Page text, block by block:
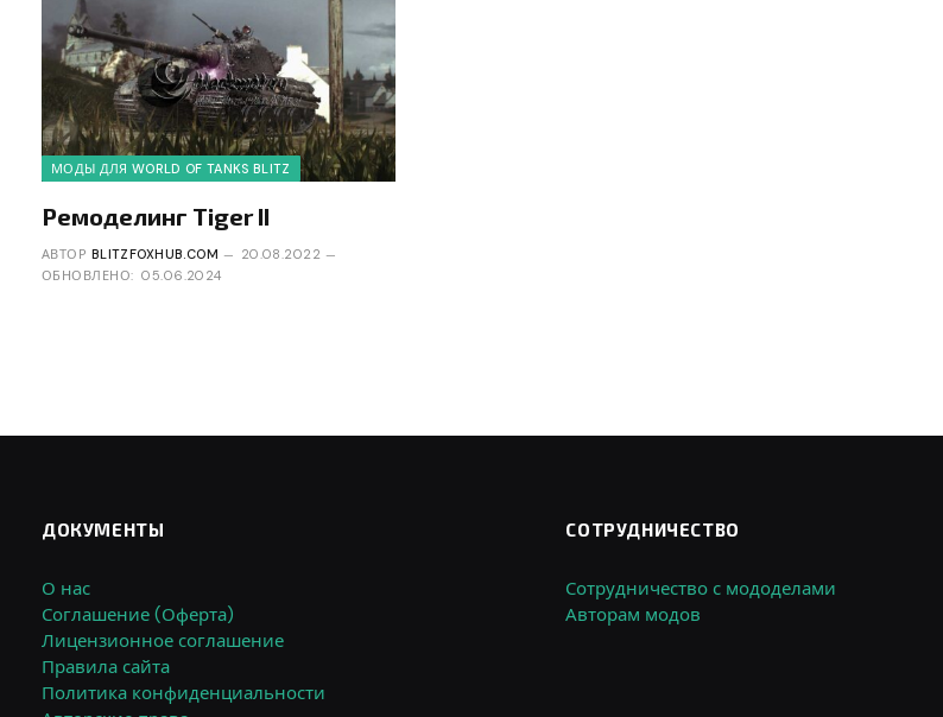
МОДЫ ДЛЯ WORLD OF TANKS BLITZ
Ремоделинг Tiger II
АВТОР BLITZFOXHUB.COM
20.08.2022
ОБНОВЛЕНО: 05.06.2024
ДОКУМЕНТЫ
О нас
Соглашение (Оферта)
Лицензионное соглашение
Правила сайта
Политика конфиденциальности
СОТРУДНИЧЕСТВО
Сотрудничество с мододелами
Авторам модов